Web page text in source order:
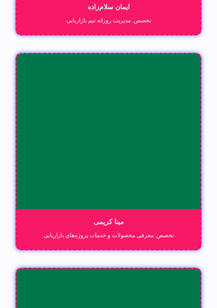
ایمان سلام‌زاده
تخصص: مدیریت روزانه تیم بازاریابی
مینا کریمی
تخصص: معرفی محصولات و خدمات پروژه‌های بازاریابی